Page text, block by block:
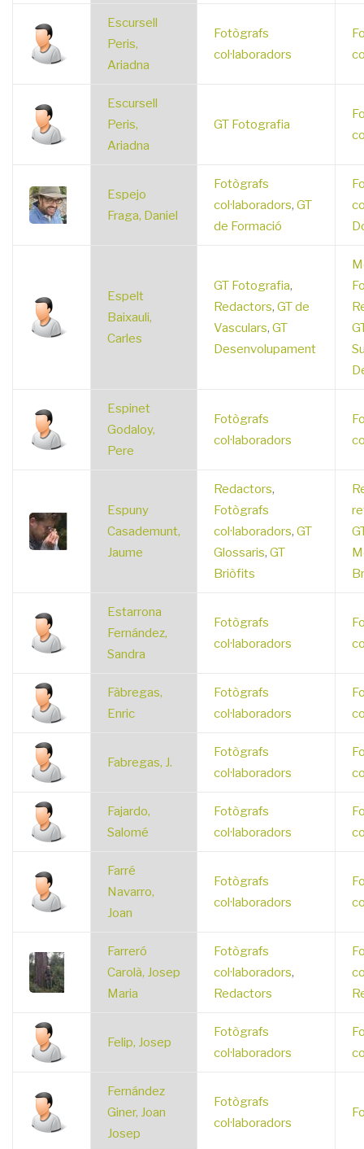
Escursell
Peris,
Ariadna
Fotògrafs
col·laboradors
Escursell
Peris,
Ariadna
GT Fotografia
Espejo
Fraga, Daniel
Fotògrafs
col·laboradors, GT
de Formació
Espelt
Baixauli,
Carles
GT Fotografia,
Redactors, GT de
Vasculars, GT
Desenvolupament
Espinet
Godaloy,
Pere
Fotògrafs
col·laboradors
Espuny
Casademunt,
Jaume
Redactors,
Fotògrafs
col·laboradors, GT
Glossaris, GT
Briòfits
Estarrona
Fernández,
Sandra
Fotògrafs
col·laboradors
Fàbregas,
Enric
Fotògrafs
col·laboradors
Fabregas, J.
Fotògrafs
col·laboradors
Fajardo,
Salomé
Fotògrafs
col·laboradors
Farré
Navarro,
Joan
Fotògrafs
col·laboradors
Farreró
Carolà, Josep
Maria
Fotògrafs
col·laboradors,
Redactors
Felip, Josep
Fotògrafs
col·laboradors
Fernández
Giner, Joan
Josep
Fotògrafs
col·laboradors